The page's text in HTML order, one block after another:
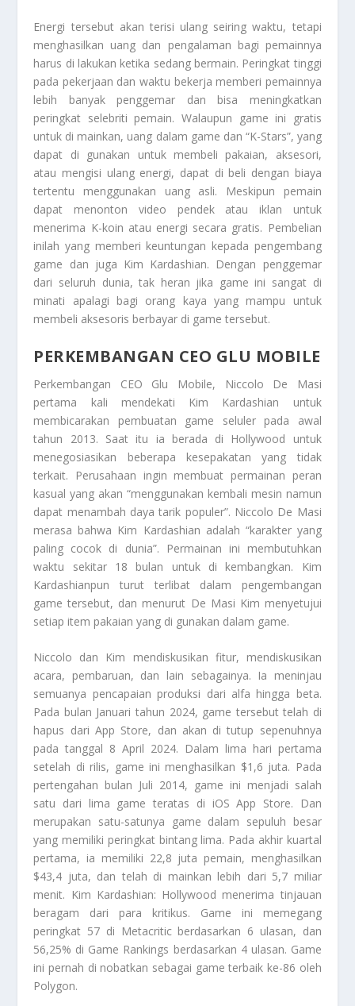
Energi tersebut akan terisi ulang seiring waktu, tetapi
menghasilkan uang dan pengalaman bagi pemainnya
harus di lakukan ketika sedang bermain. Peringkat tinggi
pada pekerjaan dan waktu bekerja memberi pemainnya
lebih banyak penggemar dan bisa meningkatkan
peringkat selebriti pemain. Walaupun game ini gratis
untuk di mainkan, uang dalam game dan “K-Stars”, yang
dapat di gunakan untuk membeli pakaian, aksesori,
atau mengisi ulang energi, dapat di beli dengan biaya
tertentu menggunakan uang asli. Meskipun pemain
dapat menonton video pendek atau iklan untuk
menerima K-koin atau energi secara gratis. Pembelian
inilah yang memberi keuntungan kepada pengembang
game dan juga Kim Kardashian. Dengan penggemar
dari seluruh dunia, tak heran jika game ini sangat di
minati apalagi bagi orang kaya yang mampu untuk
membeli aksesoris berbayar di game tersebut.
PERKEMBANGAN CEO GLU MOBILE
Perkembangan CEO Glu Mobile, Niccolo De Masi
pertama kali mendekati Kim Kardashian untuk
membicarakan pembuatan game seluler pada awal
tahun 2013. Saat itu ia berada di Hollywood untuk
menegosiasikan beberapa kesepakatan yang tidak
terkait. Perusahaan ingin membuat permainan peran
kasual yang akan “menggunakan kembali mesin namun
dapat menambah daya tarik populer”. Niccolo De Masi
merasa bahwa Kim Kardashian adalah “karakter yang
paling cocok di dunia”. Permainan ini membutuhkan
waktu sekitar 18 bulan untuk di kembangkan. Kim
Kardashianpun turut terlibat dalam pengembangan
game tersebut, dan menurut De Masi Kim menyetujui
setiap item pakaian yang di gunakan dalam game.
Niccolo dan Kim mendiskusikan fitur, mendiskusikan
acara, pembaruan, dan lain sebagainya. Ia meninjau
semuanya pencapaian produksi dari alfa hingga beta.
Pada bulan Januari tahun 2024, game tersebut telah di
hapus dari App Store, dan akan di tutup sepenuhnya
pada tanggal 8 April 2024. Dalam lima hari pertama
setelah di rilis, game ini menghasilkan $1,6 juta. Pada
pertengahan bulan Juli 2014, game ini menjadi salah
satu dari lima game teratas di iOS App Store. Dan
merupakan satu-satunya game dalam sepuluh besar
yang memiliki peringkat bintang lima. Pada akhir kuartal
pertama, ia memiliki 22,8 juta pemain, menghasilkan
$43,4 juta, dan telah di mainkan lebih dari 5,7 miliar
menit. Kim Kardashian: Hollywood menerima tinjauan
beragam dari para kritikus. Game ini memegang
peringkat 57 di Metacritic berdasarkan 6 ulasan, dan
56,25% di Game Rankings berdasarkan 4 ulasan. Game
ini pernah di nobatkan sebagai game terbaik ke-86 oleh
Polygon.